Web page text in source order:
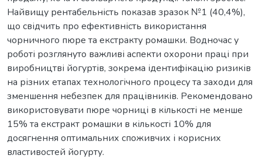
Найвищу рентабельність показав зразок №1 (40,4%),
що свідчить про ефективність використання
чорничного пюре та екстракту ромашки. Водночас у
роботі розглянуто важливі аспекти охорони праці при
виробництві йогуртів, зокрема ідентифікацію ризиків
на різних етапах технологічного процесу та заходи для
зменшення небезпек для працівників. Рекомендовано
використовувати пюре чорниці в кількості не менше
15% та екстракт ромашки в кількості 10% для
досягнення оптимальних споживчих і корисних
властивостей йогурту.